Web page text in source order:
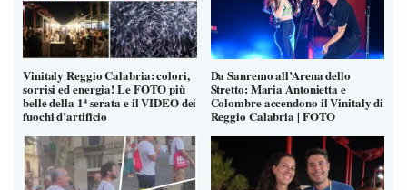
Vinitaly Reggio Calabria: colori,
sorrisi ed energia! Le FOTO più
belle della 1ª serata e il VIDEO dei
fuochi d’artificio
Da Sanremo all’Arena dello
Stretto: Maria Antonietta e
Colombre accendono il Vinitaly di
Reggio Calabria | FOTO